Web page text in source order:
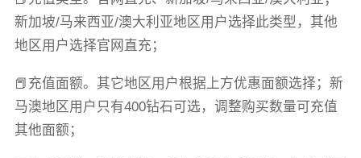
新加坡/马来西亚/澳大利亚地区用户选择此类型，其他
地区用户选择官网直充；
📕充值面额。其它地区用户根据上方优惠面额选择；新
马澳地区用户只有400钻石可选，调整购买数量可充值
其他面额；